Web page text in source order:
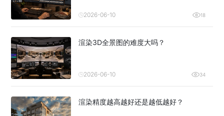
2026-06-10 18
渲染3D全景图的难度大吗？
2026-06-10 34
渲染精度越高越好还是越低越好？